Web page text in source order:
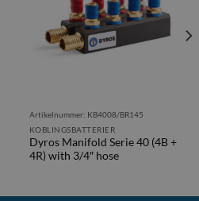
Artikelnummer: KB4008/BR145
KOBLINGSBATTERIER
Dyros Manifold Serie 40 (4B +
4R) with 3/4″ hose